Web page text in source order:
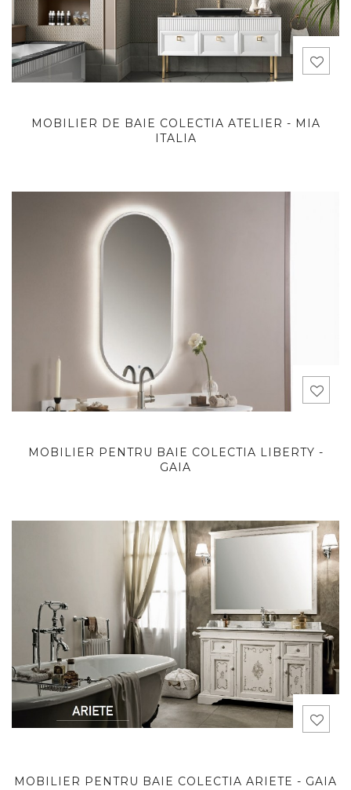
MOBILIER DE BAIE COLECTIA ATELIER - MIA
ITALIA
MOBILIER PENTRU BAIE COLECTIA LIBERTY -
GAIA
MOBILIER PENTRU BAIE COLECTIA ARIETE - GAIA